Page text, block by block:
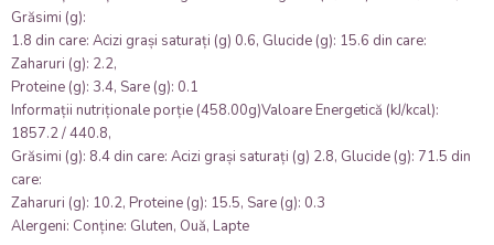
Grăsimi (g):
1.8 din care: Acizi grași saturați (g) 0.6, Glucide (g): 15.6 din care:
Zaharuri (g): 2.2,
Proteine (g): 3.4, Sare (g): 0.1
Informații nutriționale porție (458.00g)Valoare Energetică (kJ/kcal):
1857.2 / 440.8,
Grăsimi (g): 8.4 din care: Acizi grași saturați (g) 2.8, Glucide (g): 71.5 din
care:
Zaharuri (g): 10.2, Proteine (g): 15.5, Sare (g): 0.3
Alergeni: Conține: Gluten, Ouă, Lapte